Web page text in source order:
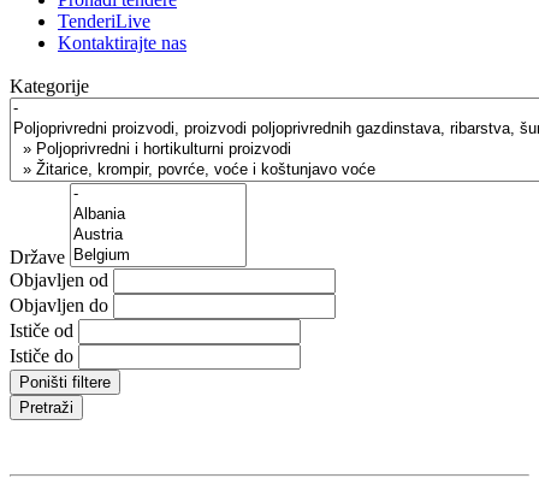
TenderiLive
Kontaktirajte nas
Kategorije
Države
Objavljen od
Objavljen do
Ističe od
Ističe do